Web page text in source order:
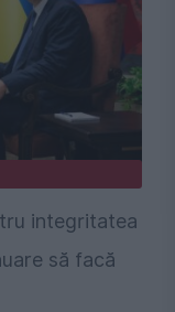
integritatea
să facă